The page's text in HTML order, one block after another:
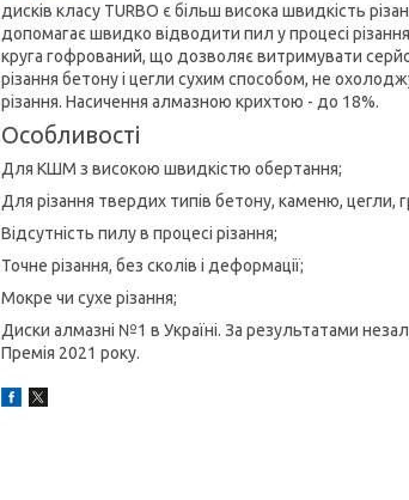
дисків класу TURBO є більш висока швидкість
допомагає швидко відводити пил у процесі
круга гофрований, що дозволяє витримувати
різання бетону і цегли сухим способом, не
різання. Насичення алмазною крихтою - до 18%.
Особливості
Для КШМ з високою швидкістю обертання;
Для різання твердих типів бетону, каменю, цегли,
Відсутність пилу в процесі різання;
Точне різання, без сколів і деформації;
Мокре чи сухе різання;
Диски алмазні №1 в Україні. За результатами
Премія 2021 року.